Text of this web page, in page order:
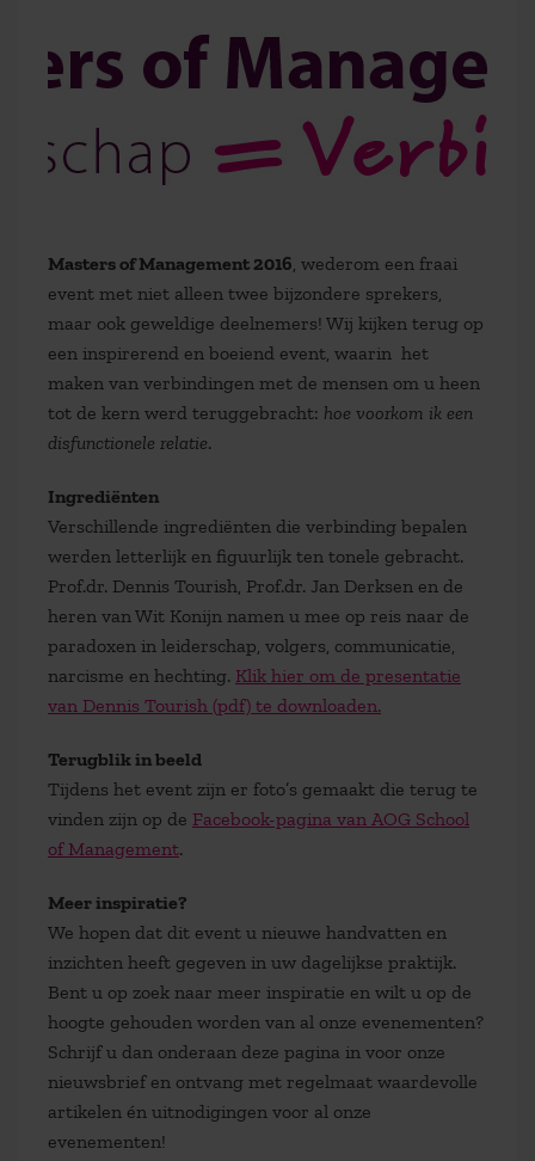
Masters of Management 2016, wederom een fraai
event met niet alleen twee bijzondere sprekers,
maar ook geweldige deelnemers! Wij kijken terug op
een inspirerend en boeiend event, waarin het
maken van verbindingen met de mensen om u heen
tot de kern werd teruggebracht: hoe voorkom ik een
disfunctionele relatie.
Ingrediënten
Verschillende ingrediënten die verbinding bepalen
werden letterlijk en figuurlijk ten tonele gebracht.
Prof.dr. Dennis Tourish, Prof.dr. Jan Derksen en de
heren van Wit Konijn namen u mee op reis naar de
paradoxen in leiderschap, volgers, communicatie,
narcisme en hechting. Klik hier om de presentatie
van Dennis Tourish (pdf) te downloaden.
Terugblik in beeld
Tijdens het event zijn er foto’s gemaakt die terug te
vinden zijn op de Facebook-pagina van AOG School
of Management.
Meer inspiratie?
We hopen dat dit event u nieuwe handvatten en
inzichten heeft gegeven in uw dagelijkse praktijk.
Bent u op zoek naar meer inspiratie en wilt u op de
hoogte gehouden worden van al onze evenementen?
Schrijf u dan onderaan deze pagina in voor onze
nieuwsbrief en ontvang met regelmaat waardevolle
artikelen én uitnodigingen voor al onze
evenementen!